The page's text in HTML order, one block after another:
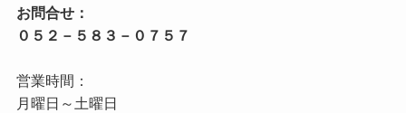
お問合せ：
営業時間：
月曜日～土曜日